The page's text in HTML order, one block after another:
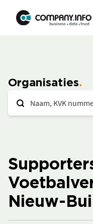
Organisaties
Nieuw-